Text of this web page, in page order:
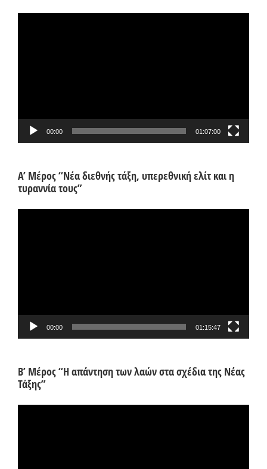
00:00 01:07:00
Α’ Μέρος “Νέα διεθνής τάξη, υπερεθνική ελίτ και η
τυραννία τους”
00:00 01:15:47
Β’ Μέρος “Η απάντηση των λαών στα σχέδια της Νέας
Τάξης”